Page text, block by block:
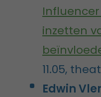
inzetten
11.05,
Edwin